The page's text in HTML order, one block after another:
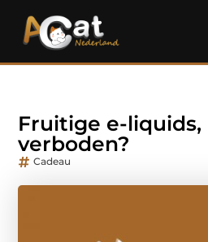
Fruitige e-
verboden?
Cadeau